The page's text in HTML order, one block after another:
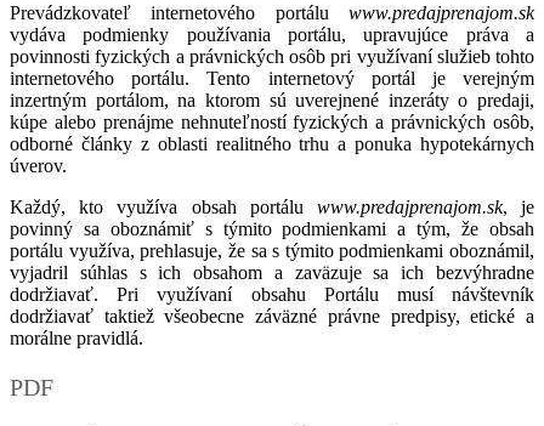
Prevádzkovateľ internetového portálu www.predajprenajom.sk
vydáva podmienky používania portálu, upravujúce práva a
povinnosti fyzických a právnických osôb pri využívaní služieb tohto
internetového portálu. Tento internetový portál je verejným
inzertným portálom, na ktorom sú uverejnené inzeráty o predaji,
kúpe alebo prenájme nehnuteľností fyzických a právnických osôb,
odborné články z oblasti realitného trhu a ponuka hypotekárnych
úverov.
Každý, kto využíva obsah portálu www.predajprenajom.sk, je
povinný sa oboznámiť s týmito podmienkami a tým, že obsah
portálu využíva, prehlasuje, že sa s týmito podmienkami oboznámil,
vyjadril súhlas s ich obsahom a zaväzuje sa ich bezvýhradne
dodržiavať. Pri využívaní obsahu Portálu musí návštevník
dodržiavať taktiež všeobecne záväzné právne predpisy, etické a
morálne pravidlá.
PDF